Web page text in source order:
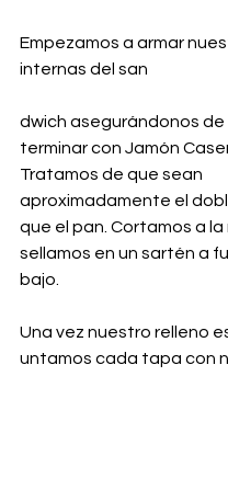
Empezamos a armar
internas del san
dwich asegurándonos de
terminar con Jamón
Tratamos de que sean
aproximadamente el
que el pan. Cortamos a la
sellamos en un sartén a
bajo.
Una vez nuestro relleno
untamos cada tapa con